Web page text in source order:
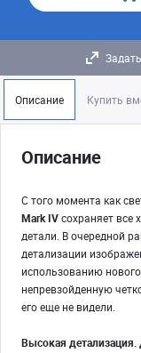
Описание Купить
Описание
С того момента как
Mark IVсохраняет все
детали. В очередной
детализации
использованию
непревзойденную
его еще не видели.
Высокая